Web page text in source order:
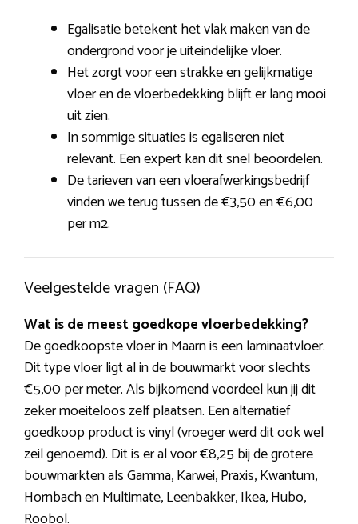
Egalisatie betekent het vlak maken van de
ondergrond voor je uiteindelijke vloer.
Het zorgt voor een strakke en gelijkmatige
vloer en de vloerbedekking blijft er lang mooi
uit zien.
In sommige situaties is egaliseren niet
relevant. Een expert kan dit snel beoordelen.
De tarieven van een vloerafwerkingsbedrijf
vinden we terug tussen de €3,50 en €6,00
per m2.
Veelgestelde vragen (FAQ)
Wat is de meest goedkope vloerbedekking?
De goedkoopste vloer in Maarn is een laminaatvloer.
Dit type vloer ligt al in de bouwmarkt voor slechts
€5,00 per meter. Als bijkomend voordeel kun jij dit
zeker moeiteloos zelf plaatsen. Een alternatief
goedkoop product is vinyl (vroeger werd dit ook wel
zeil genoemd). Dit is er al voor €8,25 bij de grotere
bouwmarkten als Gamma, Karwei, Praxis, Kwantum,
Hornbach en Multimate, Leenbakker, Ikea, Hubo,